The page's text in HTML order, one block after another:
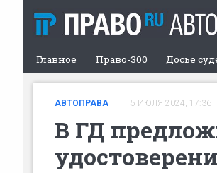
Главное Право-300 Досье
АВТОПРАВА 5 ИЮЛЯ 2024, 17:36
В ГД